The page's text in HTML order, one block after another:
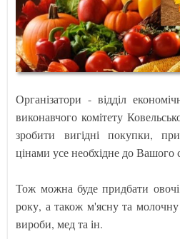
Організатори - відділ
виконавчого комітету
зробити вигідні покупки,
цінами усе необхідне до Вашого
Тож можна буде придбати
року, а також м'ясну та молочну
вироби, мед та ін.